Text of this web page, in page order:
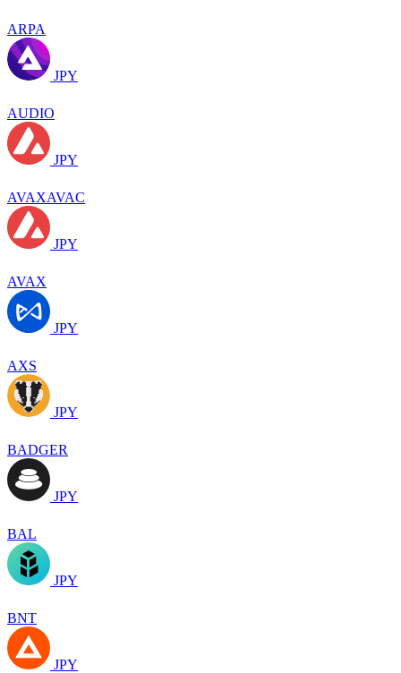
ARPA
JPY
AUDIO
JPY
AVAXAVAC
JPY
AVAX
JPY
AXS
JPY
BADGER
JPY
BAL
JPY
BNT
JPY